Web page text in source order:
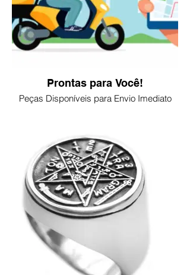
Prontas para Você!
Peças Disponíveis para Envio Imediato